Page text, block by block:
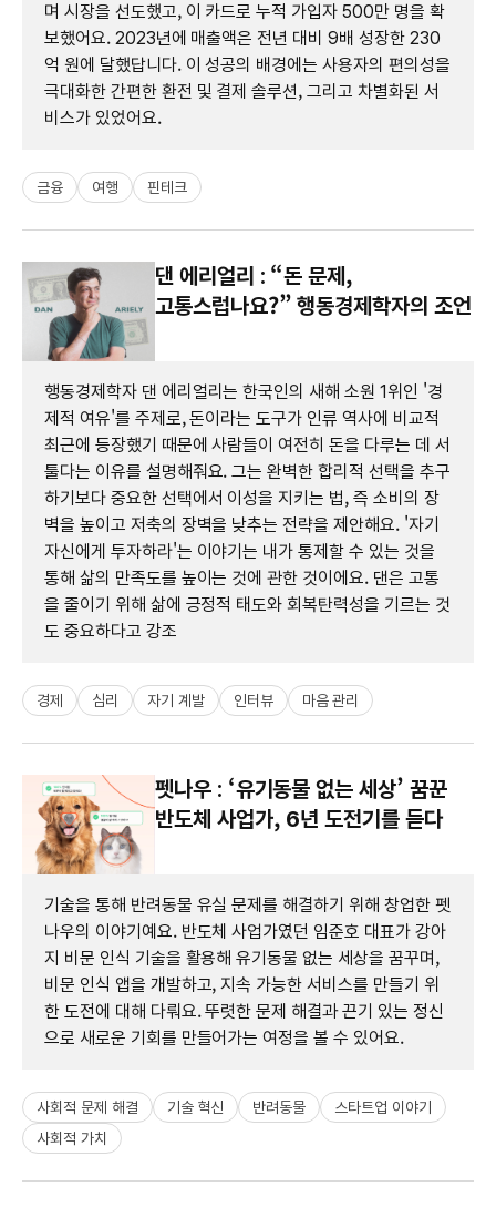
며 시장을 선도했고, 이 카드로 누적 가입자 500만 명을 확
보했어요. 2023년에 매출액은 전년 대비 9배 성장한 230
억 원에 달했답니다. 이 성공의 배경에는 사용자의 편의성을
극대화한 간편한 환전 및 결제 솔루션, 그리고 차별화된 서
비스가 있었어요.
금융 여행 핀테크
댄 에리얼리 : “돈 문제,
고통스럽나요?” 행동경제학자의 조언
행동경제학자 댄 에리얼리는 한국인의 새해 소원 1위인 '경
제적 여유'를 주제로, 돈이라는 도구가 인류 역사에 비교적
최근에 등장했기 때문에 사람들이 여전히 돈을 다루는 데 서
툴다는 이유를 설명해줘요. 그는 완벽한 합리적 선택을 추구
하기보다 중요한 선택에서 이성을 지키는 법, 즉 소비의 장
벽을 높이고 저축의 장벽을 낮추는 전략을 제안해요. '자기
자신에게 투자하라'는 이야기는 내가 통제할 수 있는 것을
통해 삶의 만족도를 높이는 것에 관한 것이에요. 댄은 고통
을 줄이기 위해 삶에 긍정적 태도와 회복탄력성을 기르는 것
도 중요하다고 강조
경제 심리 자기 계발 인터뷰 마음 관리
펫나우 : ‘유기동물 없는 세상’ 꿈꾼
반도체 사업가, 6년 도전기를 듣다
기술을 통해 반려동물 유실 문제를 해결하기 위해 창업한 펫
나우의 이야기예요. 반도체 사업가였던 임준호 대표가 강아
지 비문 인식 기술을 활용해 유기동물 없는 세상을 꿈꾸며,
비문 인식 앱을 개발하고, 지속 가능한 서비스를 만들기 위
한 도전에 대해 다뤄요. 뚜렷한 문제 해결과 끈기 있는 정신
으로 새로운 기회를 만들어가는 여정을 볼 수 있어요.
사회적 문제 해결 기술 혁신 반려동물
스타트업 이야기
사회적 가치